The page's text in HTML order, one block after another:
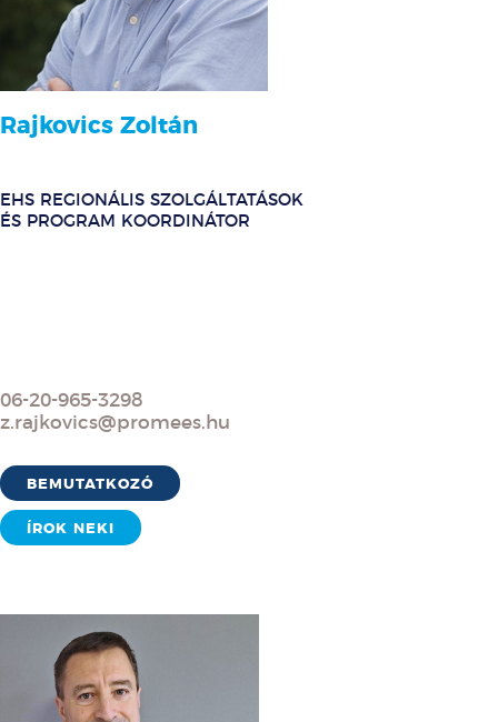
Rajkovics Zoltán
EHS REGIONÁLIS SZOLGÁLTATÁSOK
ÉS PROGRAM KOORDINÁTOR
06-20-965-3298
z.rajkovics@promees.hu
BEMUTATKOZÓ
ÍROK NEKI